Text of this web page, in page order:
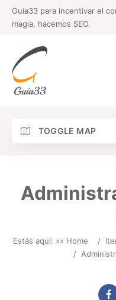
Guia33 para incentivar el
magia, hacemos SEO.
TOGGLE MAP
Estás aquí: »» Home /
/